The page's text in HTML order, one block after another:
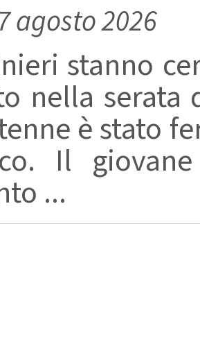
agosto 2026
stanno
nella serata
è stato
Il
...